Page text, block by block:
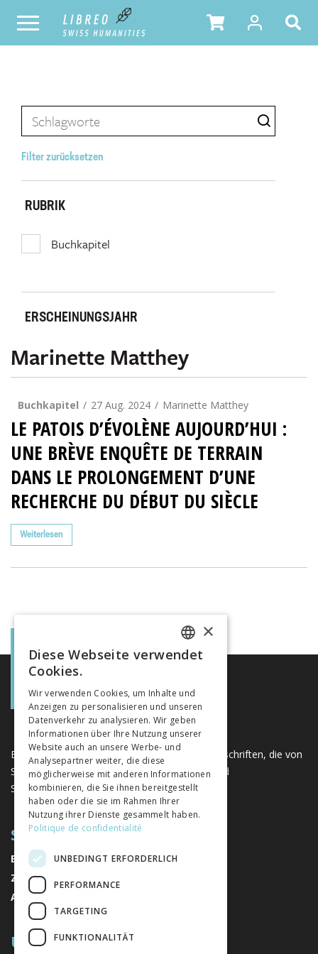
Filter zurücksetzen
RUBRIK
Buchkapitel
ERSCHEINUNGSJAHR
Marinette Matthey
Buchkapitel 27 Aug. 2024 Marinette Matthey
LE PATOIS D’ÉVOLÈNE AUJOURD’HUI :
UNE BRÈVE ENQUÊTE DE TERRAIN
DANS LE PROLONGEMENT D’UNE
RECHERCHE DU DÉBUT DU SIÈCLE
Weiterlesen
Eine einzigartige Plattform für Bücher und Zeitschriften, die von
Schweizer Verlagen im Bereich der Geistes- und
Sozialwissenschaften herausgegeben werden.
SITEMAP
BÜCHER
ZEITSCHRIFTEN
AUTOREN
ÜBER UNS
FRENCH
ITALIAN
×
Diese Webseite verwendet
Cookies.
Wir verwenden Cookies, um Inhalte und
Anzeigen zu personalisieren und unseren
Datenverkehr zu analysieren. Wir geben
Informationen über Ihre Nutzung unserer
Website auch an unsere Werbe- und
Analysepartner weiter, die diese
möglicherweise mit anderen Informationen
kombinieren, die Sie ihnen bereitgestellt
haben oder die sie im Rahmen Ihrer
Nutzung ihrer Dienste gesammelt haben.
Politique de confidentialité
UNBEDINGT ERFORDERLICH
PERFORMANCE
TARGETING
FUNKTIONALITÄT